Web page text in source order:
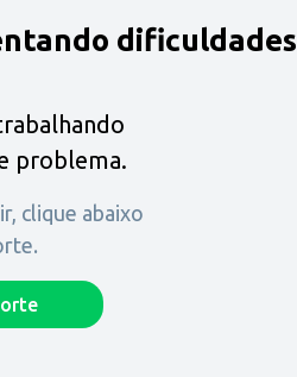
dificuldades
problema.
clique abaixo